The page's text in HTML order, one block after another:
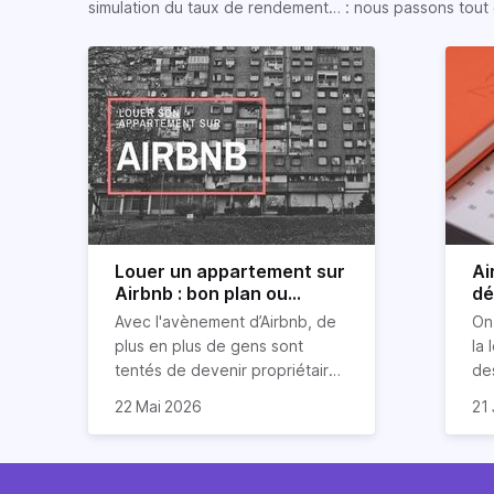
simulation du taux de rendement… : nous passons tout
Louer un appartement sur
Airbnb : bon plan ou
mauvaise idée
Avec l'avènement d’Airbnb, de
plus en plus de gens sont
tentés de devenir propriétaires
Paris qui sont des meublés
22 Mai 2026
la
21